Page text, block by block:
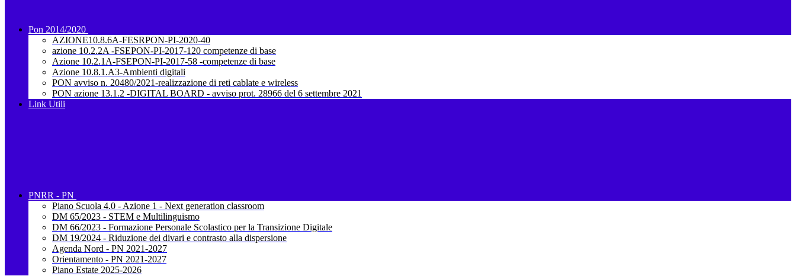
Pon 2014/2020
AZIONE10.8.6A-FESRPON-PI-2020-40
azione 10.2.2A -FSEPON-PI-2017-120 competenze di base
Azione 10.2.1A-FSEPON-PI-2017-58 -competenze di base
Azione 10.8.1.A3-Ambienti digitali
PON avviso n. 20480/2021-realizzazione di reti cablate e wireless
PON azione 13.1.2 -DIGITAL BOARD - avviso prot. 28966 del 6 settembre 2021
Link Utili
PNRR - PN
Piano Scuola 4.0 - Azione 1 - Next generation classroom
DM 65/2023 - STEM e Multilinguismo
DM 66/2023 - Formazione Personale Scolastico per la Transizione Digitale
DM 19/2024 - Riduzione dei divari e contrasto alla dispersione
Agenda Nord - PN 2021-2027
Orientamento - PN 2021-2027
Piano Estate 2025-2026